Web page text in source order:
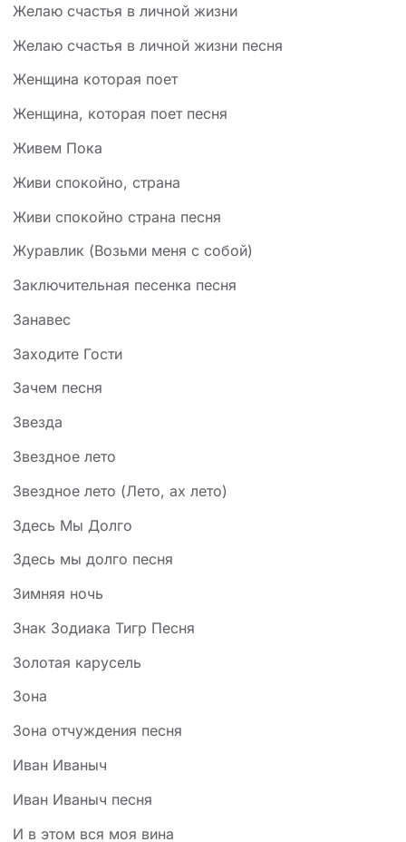
Желаю счастья в личной жизни
Желаю счастья в личной жизни песня
Женщина которая поет
Женщина, которая поет песня
Живем Пока
Живи спокойно, страна
Живи спокойно страна песня
Журавлик (Возьми меня с собой)
Заключительная песенка песня
Занавес
Заходите Гости
Зачем песня
Звезда
Звездное лето
Звездное лето (Лето, ах лето)
Здесь Мы Долго
Здесь мы долго песня
Зимняя ночь
Знак Зодиака Тигр Песня
Золотая карусель
Зона
Зона отчуждения песня
Иван Иваныч
Иван Иваныч песня
И в этом вся моя вина